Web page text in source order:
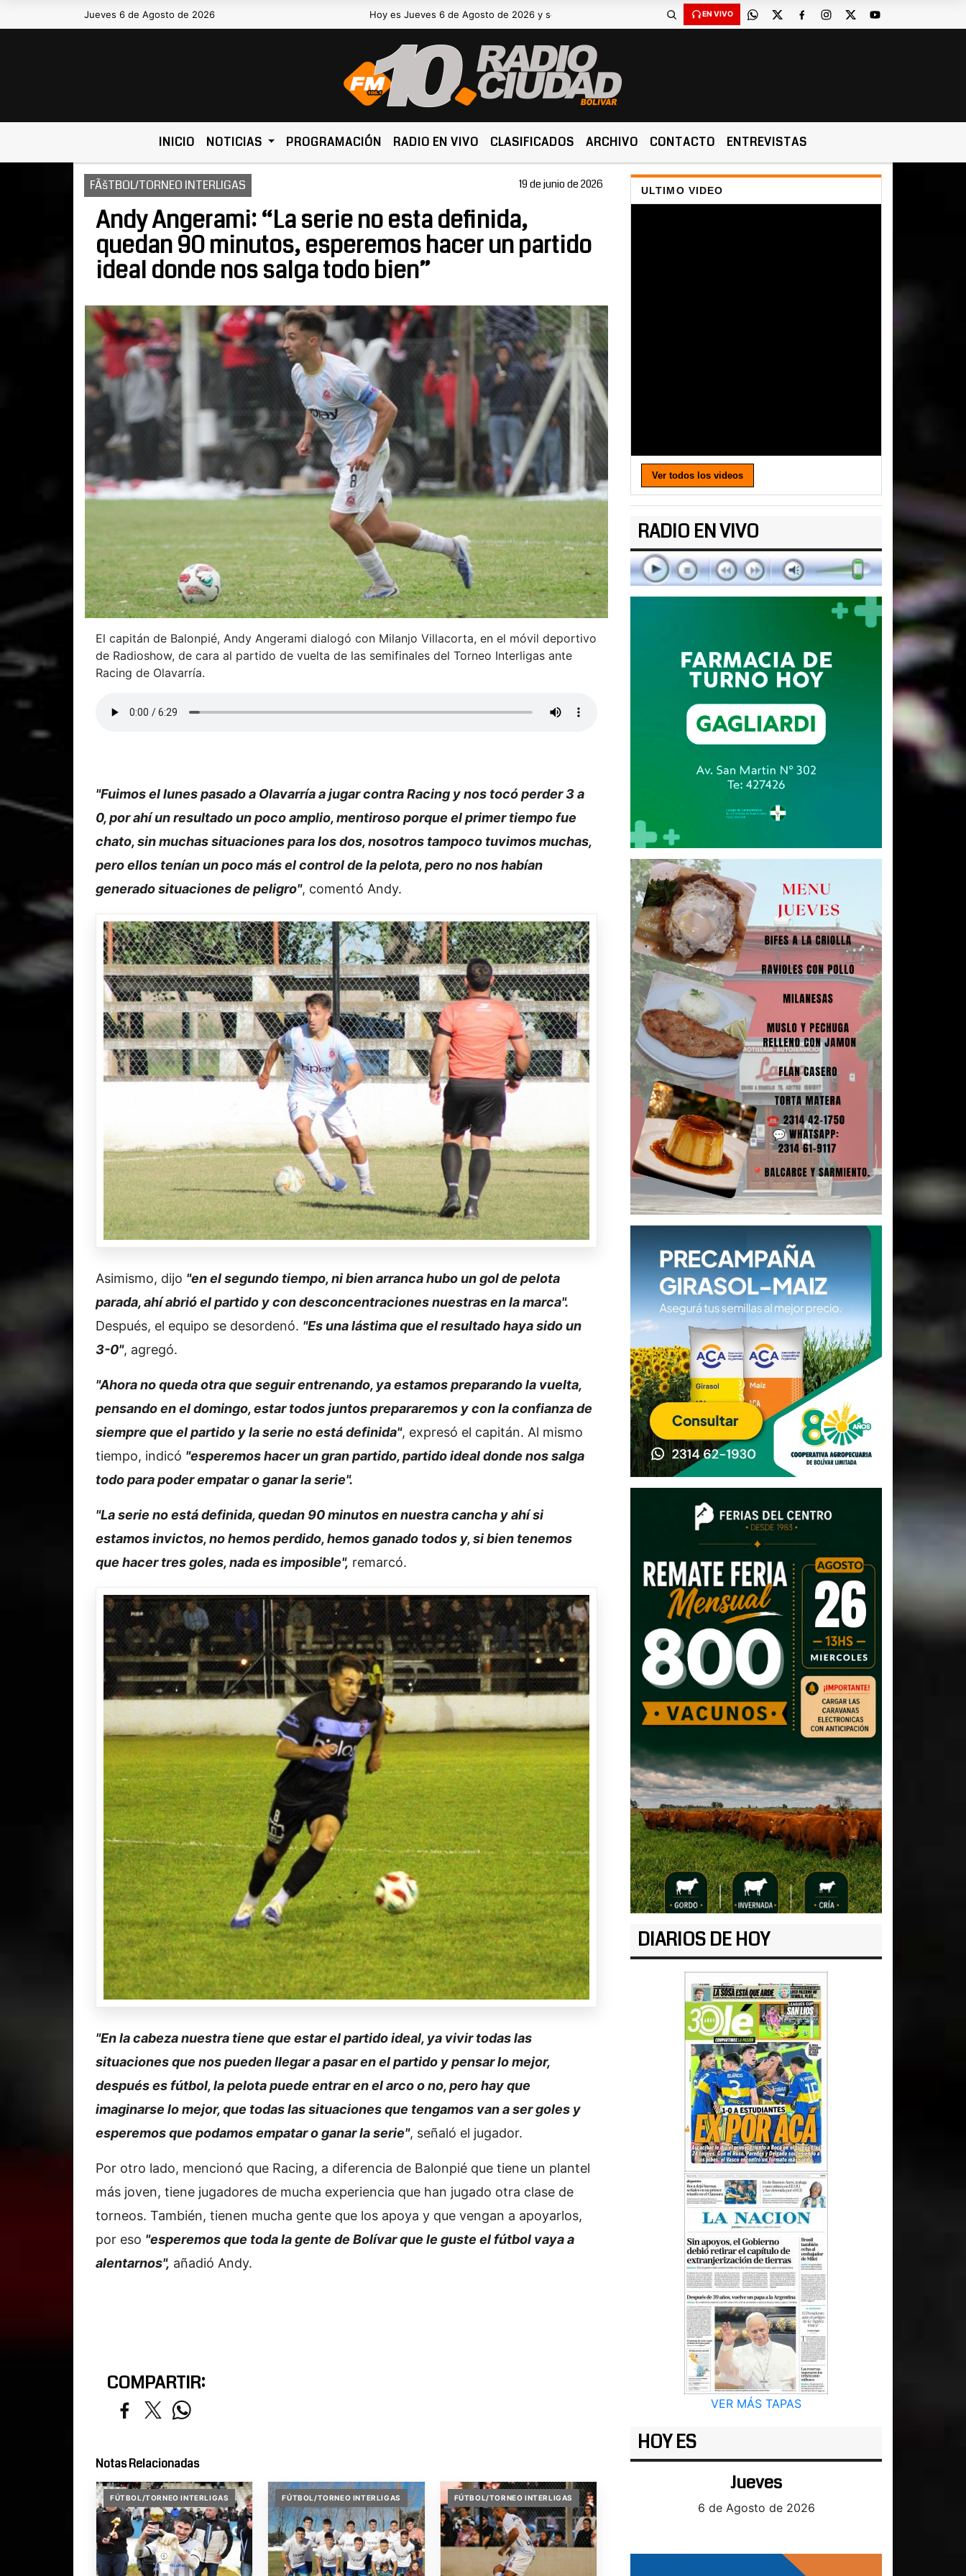
Jueves 6 de Agosto de 2026 Hoy es Jueves 6 de Agosto de 2026 y son las 15:54 - EN VIVO
INICIO NOTICIAS PROGRAMACIÓN RADIO EN VIVO CLASIFICADOS ARCHIVO CONTACTO ENTREVISTAS
FÃšTBOL/TORNEO INTERLIGAS 19 de junio de 2026
Andy Angerami: “La serie no esta definida,
quedan 90 minutos, esperemos hacer un partido
ideal donde nos salga todo bien”
El capitán de Balonpié, Andy Angerami dialogó con Milanjo Villacorta, en el móvil deportivo
de Radioshow, de cara al partido de vuelta de las semifinales del Torneo Interligas ante
Racing de Olavarría.
"Fuimos el lunes pasado a Olavarría a jugar contra Racing y nos tocó perder 3 a
0, por ahí un resultado un poco amplio, mentiroso porque el primer tiempo fue
chato, sin muchas situaciones para los dos, nosotros tampoco tuvimos muchas,
pero ellos tenían un poco más el control de la pelota, pero no nos habían
generado situaciones de peligro", comentó Andy.
Asimismo, dijo "en el segundo tiempo, ni bien arranca hubo un gol de pelota
parada, ahí abrió el partido y con desconcentraciones nuestras en la marca".
Después, el equipo se desordenó. "Es una lástima que el resultado haya sido un
3-0", agregó.
"Ahora no queda otra que seguir entrenando, ya estamos preparando la vuelta,
pensando en el domingo, estar todos juntos prepararemos y con la confianza de
siempre que el partido y la serie no está definida", expresó el capitán. Al mismo
tiempo, indicó "esperemos hacer un gran partido, partido ideal donde nos salga
todo para poder empatar o ganar la serie".
"La serie no está definida, quedan 90 minutos en nuestra cancha y ahí si
estamos invictos, no hemos perdido, hemos ganado todos y, si bien tenemos
que hacer tres goles, nada es imposible", remarcó.
"En la cabeza nuestra tiene que estar el partido ideal, ya vivir todas las
situaciones que nos pueden llegar a pasar en el partido y pensar lo mejor,
después es fútbol, la pelota puede entrar en el arco o no, pero hay que
imaginarse lo mejor, que todas las situaciones que tengamos van a ser goles y
esperemos que podamos empatar o ganar la serie", señaló el jugador.
Por otro lado, mencionó que Racing, a diferencia de Balonpié que tiene un plantel
más joven, tiene jugadores de mucha experiencia que han jugado otra clase de
torneos. También, tienen mucha gente que los apoya y que vengan a apoyarlos,
por eso "esperemos que toda la gente de Bolívar que le guste el fútbol vaya a
alentarnos", añadió Andy.
COMPARTIR:
Notas Relacionadas
FÚTBOL/TORNEO INTERLIGAS FÚTBOL/TORNEO INTERLIGAS FÚTBOL/TORNEO INTERLIGAS
ULTIMO VIDEO
Ver todos los videos
RADIO EN VIVO
DIARIOS DE HOY
VER MÁS TAPAS
HOY ES
Jueves
6 de Agosto de 2026